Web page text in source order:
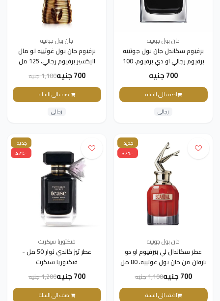
جان بول جوتييه
برفيوم سكاندل جان بول جوتييه
برفيوم رجالي او دي برفيوم، 100
مل700 جنيه
اضف الى السلة
رجالى
جان بول جوتييه
برفيوم جان بول غوتييه لو مال
اليكسير برفيوم رجالي، 125 مل
700 جنيه 1,100 جنيه
اضف الى السلة
رجالى
جديد
-37%
جان بول جوتييه
عطر سكاندال لي بيرفيوم او دو
بارفان من جان بول غوتييه، 80 مل
700 جنيه 1,100 جنيه
اضف الى السلة
جديد
-42%
فيكتوريا سيكريت
عطر تيز كاندي نوار 50 مل -
فيكتوريا سيكرت
700 جنيه 1,200 جنيه
اضف الى السلة